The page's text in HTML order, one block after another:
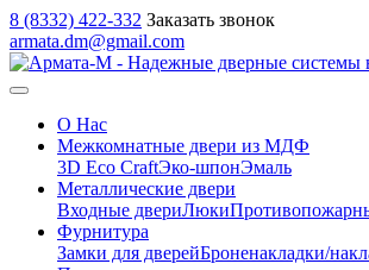
8 (8332) 422-332 Заказать звонок
armata.dm@gmail.com
О Нас
Межкомнатные двери из МДФ
3D Eco CraftЭко-шпонЭмаль
Металлические двери
Входные двериЛюки
Фурнитура
Замки для дверейБроненакладки/